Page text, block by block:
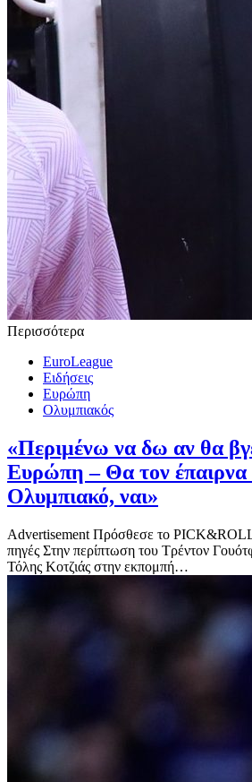
Περισσότερα
EuroLeague
Ειδήσεις
Ευρώπη
Ολυμπιακός
«Περιμένω να δω αν θα
Ευρώπη – Θα τον έπαιρνα
Ολυμπιακό, ναι»
Advertisement Πρόσθεσε το PICK&ROLL
πηγές Στην περίπτωση του Τρέντον
Τόλης Κοτζιάς στην εκπομπή…